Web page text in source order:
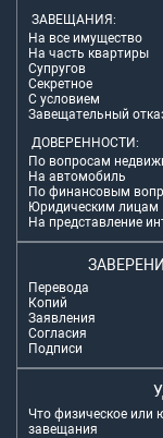
ЗАВЕЩАНИЯ:
На все имущество
На часть квартиры
Супругов
Секретное
С условием
Завещательный
ДОВЕРЕННОСТИ:
По вопросам
На автомобиль
По финансовым
Юридическим лицам
На представление
Перевода
Копий
Заявления
Согласия
Подписи
Что физическое или
завещания